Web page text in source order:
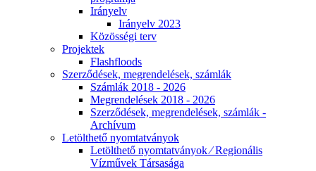
Irányelv
Irányelv 2023
Közösségi terv
Projektek
Flashfloods
Szerződések, megrendelések, számlák
Számlák 2018 - 2026
Megrendelések 2018 - 2026
Szerződések, megrendelések, számlák -
Archívum
Letölthető nyomtatványok
Letölthető nyomtatványok ⁄ Regionális
Vízművek Társasága